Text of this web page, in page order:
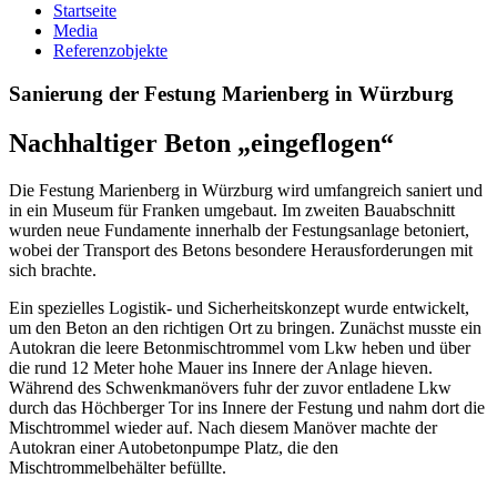
Startseite
Media
Referenzobjekte
Sanierung der Festung Marienberg in Würzburg
Nachhaltiger Beton „eingeflogen“
Die Festung Marienberg in Würzburg wird umfangreich saniert und
in ein Museum für Franken umgebaut. Im zweiten Bauabschnitt
wurden neue Fundamente innerhalb der Festungsanlage betoniert,
wobei der Transport des Betons besondere Herausforderungen mit
sich brachte.
Ein spezielles Logistik- und Sicherheitskonzept wurde entwickelt,
um den Beton an den richtigen Ort zu bringen. Zunächst musste ein
Autokran die leere Betonmischtrommel vom Lkw heben und über
die rund 12 Meter hohe Mauer ins Innere der Anlage hieven.
Während des Schwenkmanövers fuhr der zuvor entladene Lkw
durch das Höchberger Tor ins Innere der Festung und nahm dort die
Mischtrommel wieder auf. Nach diesem Manöver machte der
Autokran einer Autobetonpumpe Platz, die den
Mischtrommelbehälter befüllte.